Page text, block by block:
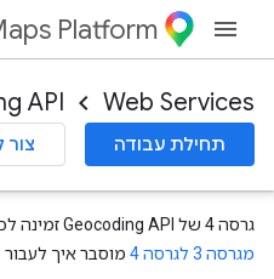
Platform
Web Services
API
תחילת עבודה צור
גרסה 4 של Geocoding API זמינה לכולם.
מגרסה 3 לגרסה 4
מוסבר איך לעבור